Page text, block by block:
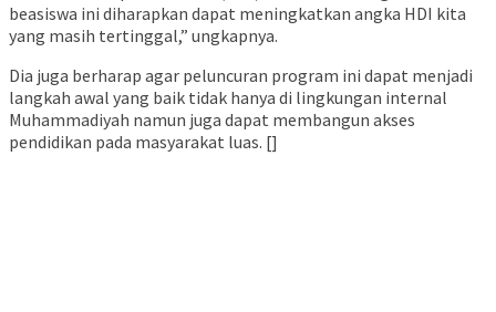
beasiswa ini diharapkan dapat meningkatkan angka HDI kita
yang masih tertinggal,” ungkapnya.
Dia juga berharap agar peluncuran program ini dapat menjadi
langkah awal yang baik tidak hanya di lingkungan internal
Muhammadiyah namun juga dapat membangun akses
pendidikan pada masyarakat luas. []